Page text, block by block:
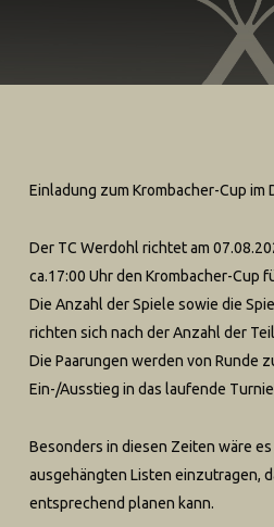
Einladung zum Krombacher-Cup im
Der TC Werdohl richtet am
ca.17:00 Uhr den Krombacher-Cup
Die Anzahl der Spiele sowie die
richten sich nach der Anzahl der
Die Paarungen werden von Runde
Ein-/Ausstieg in das laufende
Besonders in diesen Zeiten wäre
ausgehängten Listen einzutragen,
entsprechend planen kann.